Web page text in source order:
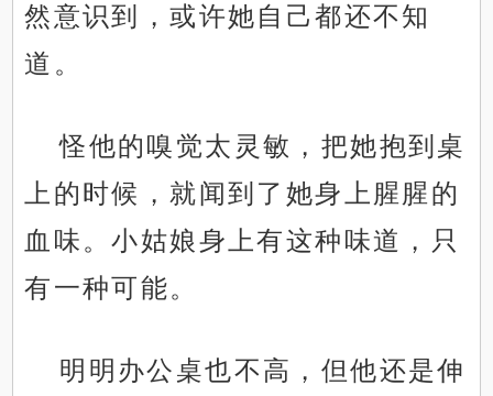
然意识到，或许她自己都还不知
道。
怪他的嗅觉太灵敏，把她抱到桌
上的时候，就闻到了她身上腥腥的
血味。小姑娘身上有这种味道，只
有一种可能。
明明办公桌也不高，但他还是伸